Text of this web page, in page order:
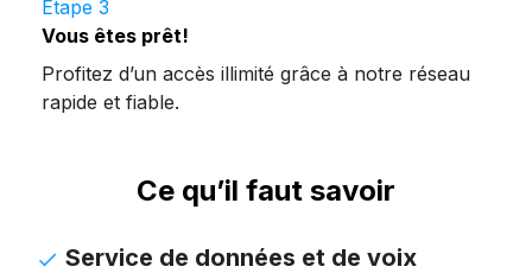
Étape 3
Vous êtes prêt!
Profitez d’un accès illimité grâce à notre réseau
rapide et fiable.
Ce qu’il faut savoir
Service de données et de voix